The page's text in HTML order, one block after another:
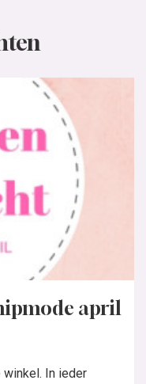
april
winkel. In ieder